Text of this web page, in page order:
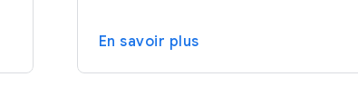
En savoir plus